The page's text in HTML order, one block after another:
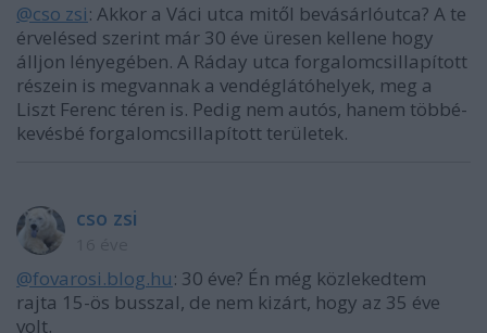
@cso zsi: Akkor a Váci utca mitől bevásárlóutca? A te
érvelésed szerint már 30 éve üresen kellene hogy
álljon lényegében. A Ráday utca forgalomcsillapított
részein is megvannak a vendéglátóhelyek, meg a
Liszt Ferenc téren is. Pedig nem autós, hanem többé-
kevésbé forgalomcsillapított területek.
cso zsi
@fovarosi.blog.hu: 30 éve? Én még közlekedtem
rajta 15-ös busszal, de nem kizárt, hogy az 35 éve
volt.